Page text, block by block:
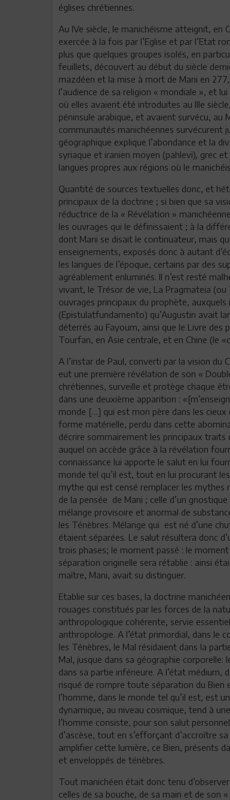
églises chrétiennes.
Au IVe siècle, le manichéisme atteignit, en
exercée à la fois par l’Eglise et par l’Etat
plus que quelques groupes isolés, en
feuillets, découvert au début du siècle
mazdéen et la mise à mort de Mani en
l’audience de sa religion « mondiale », et
où elles avaient été introduites au IIIe
péninsule arabique, et avaient survécu, au
communautés manichéennes survécurent
géographique explique l’abondance et la
syriaque et iranien moyen (pahlevi), grec
langues propres aux régions où le
Quantité de sources textuelles donc, et
principaux de la doctrine ; si bien que sa
réductrice de la « Révélation »
les ouvrages qui le définissaient ; à la
dont Mani se disait le continuateur, mais
enseignements, exposés donc à autant
les langues de l’époque, certains par des
agréablement enluminés. Il n’est resté
vivant, le Trésor de vie, La Pragmateia
ouvrages principaux du prophète,
(Epistulatfundamento) qu’Augustin avait
déterrés au Fayoum, ainsi que le Livre des
Tourfan, en Asie centrale, et en Chine (le
A l’instar de Paul, converti par la vision du
eut une première révélation de son «
chrétiennes, surveille et protège chaque
dans une deuxième apparition :
monde […] qui est mon père dans les cieux
forme matérielle, perdu dans cette
décrire sommairement les principaux traits
auquel on accède grâce à la révélation
connaissance lui apporte le salut en lui
monde tel qu’il est, tout en lui procurant
mythe qui est censé remplacer les mythes
de la pensée de Mani ; celle d’un
mélange provisoire et anormal de
les Ténèbres. Mélange qui est né d’une
étaient séparées. Le salut résultera donc
trois phases; le moment passé : le
séparation originelle sera rétablie : ainsi
maître, Mani, avait su distinguer.
Etablie sur ces bases, la doctrine
rouages constitués par les forces de la
anthropologique cohérente, servie
anthropologie. A l’état primordial, dans le
les Ténèbres, le Mal résidaient dans la
Mal, jusque dans sa géographie
dans sa partie inférieure. A l’état médium,
risqué de rompre toute séparation du Bien
l’homme, dans le monde tel qu’il est, est
dynamique, au niveau cosmique, tend à
l’homme consiste, pour son salut
d’ascèse, tout en s’efforçant d’accroître
amplifier cette lumière, ce Bien, présents
et enveloppés de ténèbres.
Tout manichéen était donc tenu
celles de sa bouche, de sa main et de son